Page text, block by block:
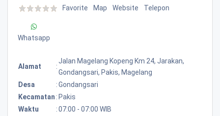
Favorite Map Website Telepon
Whatsapp
Alamat :
Jalan Magelang Kopeng Km 24, Jarakan,
Gondangsari, Pakis, Magelang
Desa
:Gondangsari
Kecamatan : Pakis
Waktu
:07:00 - 07:00 WIB